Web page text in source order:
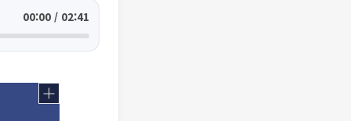
00:00 / 02:41